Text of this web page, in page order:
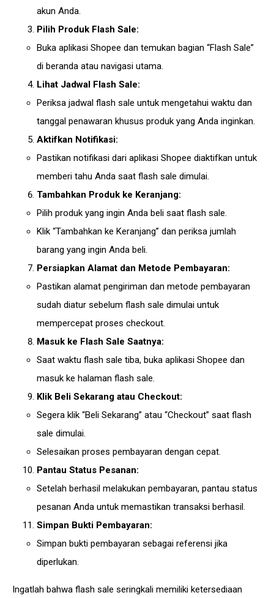
akun Anda.
Pilih Produk Flash Sale:
Buka aplikasi Shopee dan temukan bagian “Flash Sale”
di beranda atau navigasi utama.
Lihat Jadwal Flash Sale:
Periksa jadwal flash sale untuk mengetahui waktu dan
tanggal penawaran khusus produk yang Anda inginkan.
Aktifkan Notifikasi:
Pastikan notifikasi dari aplikasi Shopee diaktifkan untuk
memberi tahu Anda saat flash sale dimulai.
Tambahkan Produk ke Keranjang:
Pilih produk yang ingin Anda beli saat flash sale.
Klik “Tambahkan ke Keranjang” dan periksa jumlah
barang yang ingin Anda beli.
Persiapkan Alamat dan Metode Pembayaran:
Pastikan alamat pengiriman dan metode pembayaran
sudah diatur sebelum flash sale dimulai untuk
mempercepat proses checkout.
Masuk ke Flash Sale Saatnya:
Saat waktu flash sale tiba, buka aplikasi Shopee dan
masuk ke halaman flash sale.
Klik Beli Sekarang atau Checkout:
Segera klik “Beli Sekarang” atau “Checkout” saat flash
sale dimulai.
Selesaikan proses pembayaran dengan cepat.
Pantau Status Pesanan:
Setelah berhasil melakukan pembayaran, pantau status
pesanan Anda untuk memastikan transaksi berhasil.
Simpan Bukti Pembayaran:
Simpan bukti pembayaran sebagai referensi jika
diperlukan.
Ingatlah bahwa flash sale seringkali memiliki ketersediaan